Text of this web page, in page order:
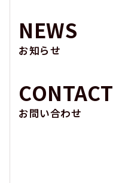
NEWS
お知らせ
CONTACT
お問い合わせ